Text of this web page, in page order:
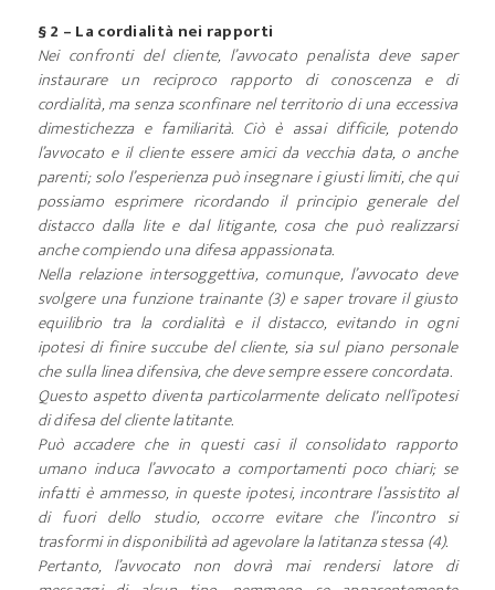
§ 2 – La cordialità nei rapporti
Nei confronti del cliente, l’avvocato penalista deve saper
instaurare un reciproco rapporto di conoscenza e di
cordialità, ma senza sconfinare nel territorio di una eccessiva
dimestichezza e familiarità. Ciò è assai difficile, potendo
l’avvocato e il cliente essere amici da vecchia data, o anche
parenti; solo l’esperienza può insegnare i giusti limiti, che qui
possiamo esprimere ricordando il principio generale del
distacco dalla lite e dal litigante, cosa che può realizzarsi
anche compiendo una difesa appassionata.
Nella relazione intersoggettiva, comunque, l’avvocato deve
svolgere una funzione trainante (3) e saper trovare il giusto
equilibrio tra la cordialità e il distacco, evitando in ogni
ipotesi di finire succube del cliente, sia sul piano personale
che sulla linea difensiva, che deve sempre essere concordata.
Questo aspetto diventa particolarmente delicato nell’ipotesi
di difesa del cliente latitante.
Può accadere che in questi casi il consolidato rapporto
umano induca l’avvocato a comportamenti poco chiari; se
infatti è ammesso, in queste ipotesi, incontrare l’assistito al
di fuori dello studio, occorre evitare che l’incontro si
trasformi in disponibilità ad agevolare la latitanza stessa (4).
Pertanto, l’avvocato non dovrà mai rendersi latore di